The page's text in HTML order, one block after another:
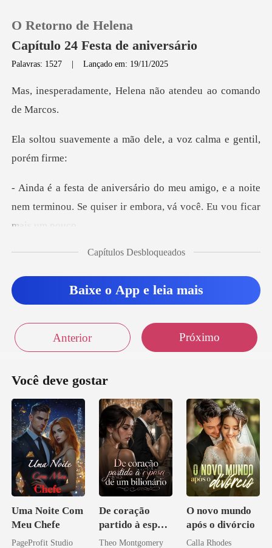
0
Histórico
O Retorno de Helena
Capítulo 24 Festa de aniversário
Palavras: 1527 |Lançado em: 19/11/2025
, Helena não atendeu
a mão dele, a voz calm
igo, e a noite
nem terminou. Se quiser ir
scureceram, o olhar
inteir
Capítulos Desbloqueados
Baixe o App e leia mais
Anterior Próximo
Você deve gostar
Uma Noite Com
Meu Chefe
PageProfit Studio
De coração
partido à esposa
de um bilionário
Theo Montgomery
O novo mundo
após o divórcio
Calla Rhodes